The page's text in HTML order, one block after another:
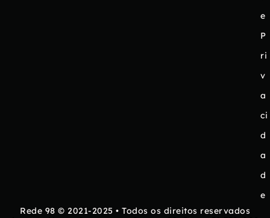
e
P
ri
v
a
ci
d
a
d
e
Rede 98 © 2021-2025 • Todos os direitos reservados